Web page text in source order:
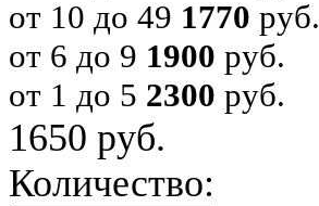
от 10 до 49 1770 руб.
от 6 до 9 1900 руб.
от 1 до 5 2300 руб.
1650 руб.
Количество: